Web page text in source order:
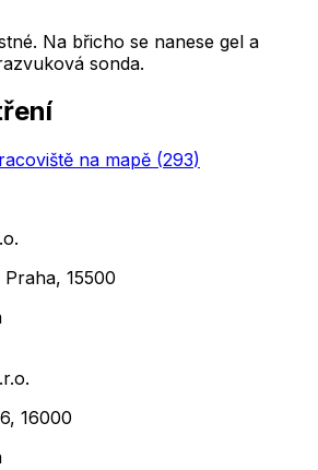
Na břicho se nanese gel a
sonda.
na mapě (293)
15500
16000